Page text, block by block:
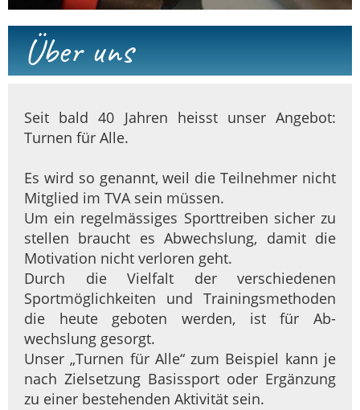
Über uns
Seit bald 40 Jahren heisst unser Angebot:
Turnen für Alle.
Es wird so genannt, weil die Teilnehmer nicht
Mitglied im TVA sein müssen.
Um ein regelmässiges Sporttreiben sicher zu
stellen braucht es Abwechslung, damit die
Motivation nicht verloren geht.
Durch die Vielfalt der verschiedenen
Sportmöglichkeiten und Trainingsmethoden
die heute geboten werden, ist für Ab­
wechslung gesorgt.
Unser „Turnen für Alle“ zum Beispiel kann je
nach Zielsetzung Basissport oder Ergänzung
zu einer bestehenden Aktivität sein.